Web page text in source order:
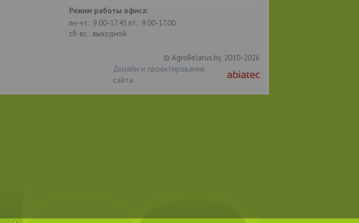
Режим работы офиса:
пн-чт.: 9.00-17.45 пт.: 9.00-17.00
сб-вс.: выходной
© AgroBelarus.by, 2010-2026
Дизайн и проектирование
сайта